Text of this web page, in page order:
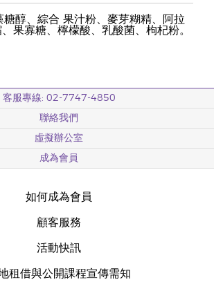
糖醇、綜合 果汁粉、麥芽糊精、阿拉
果寡糖、檸檬酸、乳酸菌、枸杞粉。
客服專線: 02-7747-4850
聯絡我們
虛擬辦公室
成為會員
如何成為會員
顧客服務
活動快訊
租借與公開課程宣傳需知